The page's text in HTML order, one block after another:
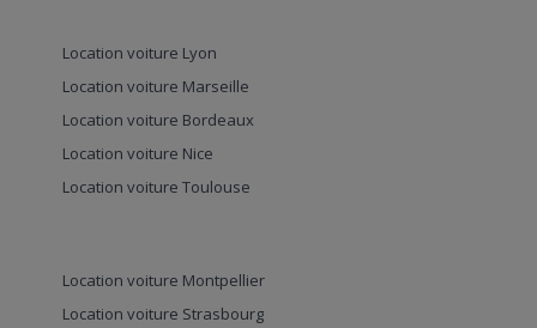
Location voiture Lyon
Location voiture Marseille
Location voiture Bordeaux
Location voiture Nice
Location voiture Toulouse
Location voiture Montpellier
Location voiture Strasbourg